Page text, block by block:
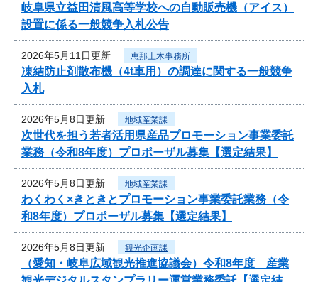
岐阜県立益田清風高等学校への自動販売機（アイス）
設置に係る一般競争入札公告
2026年5月11日更新 恵那土木事務所
凍結防止剤散布機（4t車用）の調達に関する一般競争
入札
2026年5月8日更新 地域産業課
次世代を担う若者活用県産品プロモーション事業委託
業務（令和8年度）プロポーザル募集【選定結果】
2026年5月8日更新 地域産業課
わくわく×きときとプロモーション事業委託業務（令
和8年度）プロポーザル募集【選定結果】
2026年5月8日更新 観光企画課
（愛知・岐阜広域観光推進協議会）令和8年度 産業